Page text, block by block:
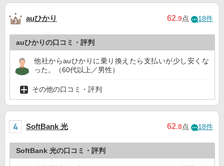
auひかり 62.9点 18件
auひかりの口コミ・評判
他社からauひかりに乗り換えたら支払いが少し安くな
った。（60代以上／男性）
その他の口コミ・評判
SoftBank 光 62.8点 18件
SoftBank 光の口コミ・評判